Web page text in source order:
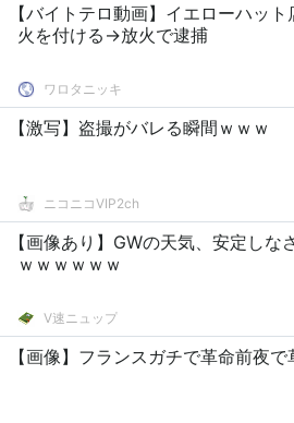
【バイトテロ動画】イエローハッ
火を付ける→放火で逮捕
ワロタニッキ
【激写】盗撮がバレる瞬間ｗｗｗ
ニコニコVIP2ch
【画像あり】GWの天気、安定しな
ｗｗｗｗｗｗ
V速ニュップ
【画像】フランスガチで革命前夜で